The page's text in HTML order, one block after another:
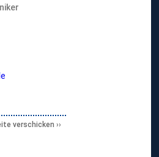
verschicken